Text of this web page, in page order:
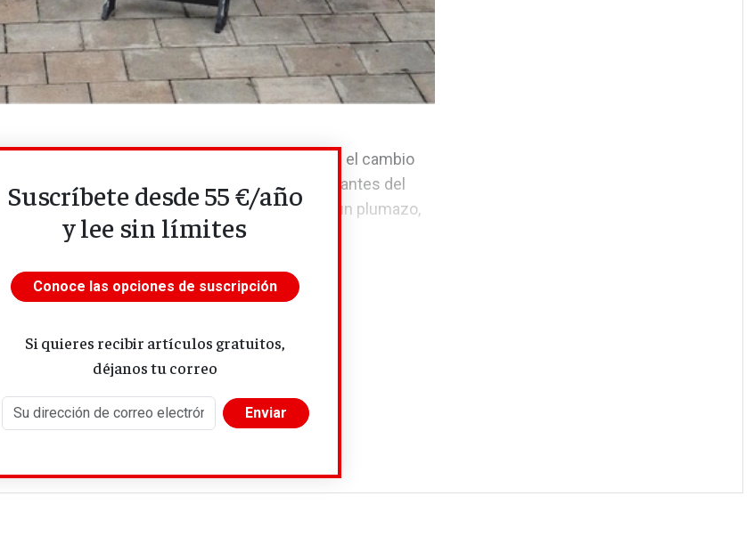
es lo que han hecho los EE UU de Trump con el cambio
hoy, el segundo mayor emisor de gases causantes del
Históricamente ha sido el primero. De un plumazo,
dos siglos de ciencia.
Suscríbete desde 55 €/año
y lee sin límites
Conoce las opciones de suscripción
Si quieres recibir artículos gratuitos,
déjanos tu correo